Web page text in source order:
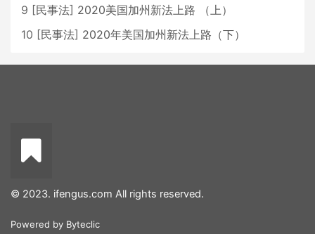
9 [民事法] 2020美国加州新法上路 （上）
10 [民事法] 2020年美国加州新法上路（下）
© 2023. ifengus.com All rights reserved.
Powered by Byteclic